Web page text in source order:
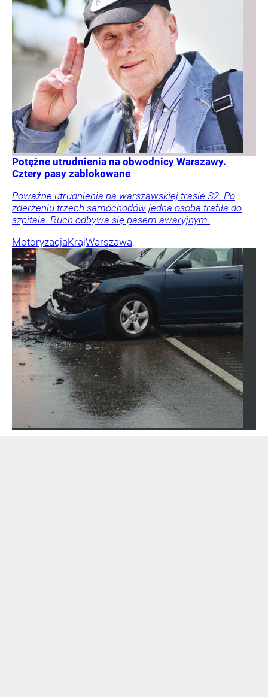
Potężne utrudnienia na obwodnicy Warszawy.
Cztery pasy zablokowane
Poważne utrudnienia na warszawskiej trasie S2. Po
zderzeniu trzech samochodów jedna osoba trafiła do
szpitala. Ruch odbywa się pasem awaryjnym.
MotoryzacjaKrajWarszawa